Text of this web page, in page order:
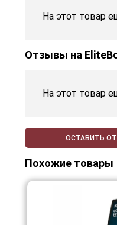
На этот товар
Отзывы на
На этот товар
ОСТАВИТЬ
Похожие товары